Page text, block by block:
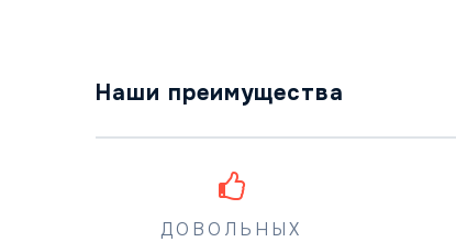
Наши преимущества
ДОВОЛЬНЫХ